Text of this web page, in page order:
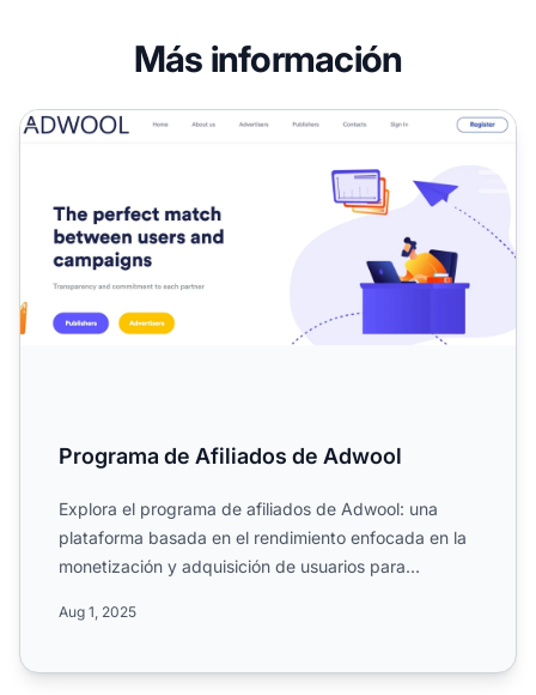
Más información
Programa de Afiliados de Adwool
Programa de Afiliados de Adwool
Explora el programa de afiliados de Adwool: una
plataforma basada en el rendimiento enfocada en la
monetización y adquisición de usuarios para
Aug 1, 2025